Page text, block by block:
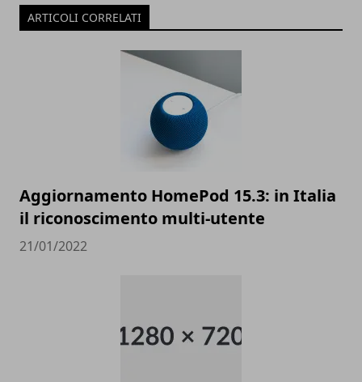
ARTICOLI CORRELATI
Aggiornamento HomePod 15.3: in Italia
il riconoscimento multi-utente
21/01/2022